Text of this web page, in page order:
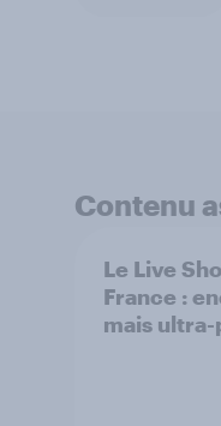
Contenu
Le Live
France :
mais